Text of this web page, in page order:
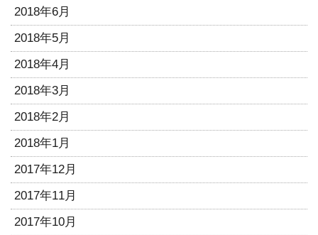
2018年6月
2018年5月
2018年4月
2018年3月
2018年2月
2018年1月
2017年12月
2017年11月
2017年10月